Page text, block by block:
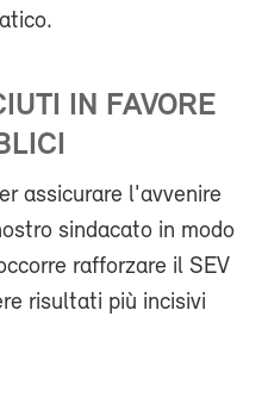
IN FAVORE
assicurare l'avvenire
sindacato in modo
rafforzare il SEV
risultati più incisivi